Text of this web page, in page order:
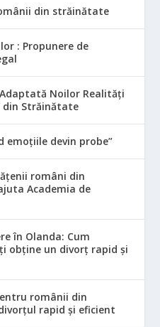
din străinătate
: Propunere de
Noilor Realități
din Străinătate
emoțiile devin probe”
români din
Academia de
în Olanda: Cum
obține un divorț rapid și
românii din
rapid și eficient